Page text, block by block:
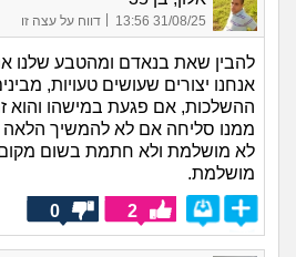
31/08/25 13:56 דווח על עצה זו
להבין שאת בנאדם ומהטבע שלנו
אנחנו יצורים שעושים טעויות,
ההשלכות, אם פגעת במישהו והוא
ממנו סליחה אם לא להמשיך הלאה
לא מושלמת ולא חתמת בשום
מושלמת.
2
0